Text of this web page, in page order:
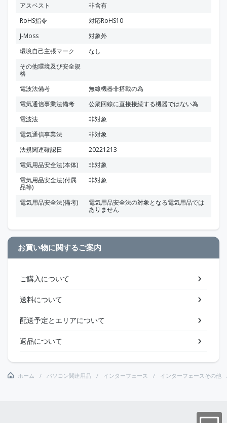
アスベスト
非含有
RoHS指令
対応RoHS10
J-Moss
対象外
環境自己主張マーク
なし
その他環境及び安全規
格
電波法備考
無線機器非搭載の為
電気通信事業法備考
公衆回線に直接接続する機器ではない為
電波法
非対象
電気通信事業法
非対象
法規関連確認日
20221213
電気用品安全法(本体)
非対象
電気用品安全法(付属
品等)
非対象
電気用品安全法(備考)
電気用品安全法の対象となる電気用品では
ありません
お買い物に関するご案内
ご購入について
送料について
配送予定とエリアについて
返品について
ホーム パソコン関連用品 インターフェース インターフェースその他